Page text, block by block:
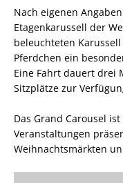
Nach eigenen
Etagenkarussell der
beleuchteten
Pferdchen ein
Eine Fahrt dauert drei
Sitzplätze zur
Das Grand Carousel
Veranstaltungen
Weihnachtsmärkten